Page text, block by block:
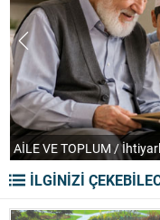
AİLE VE TOPLUM /
İLGİNİZİ